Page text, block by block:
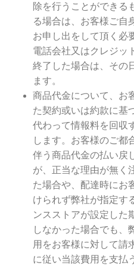
除を行うことができる
る場合は、お客様ご自
お申し出をして頂く必
電話会社又はクレジッ
終了した場合は、その
ます。
商品代金について、お
た契約或いは約款に基
代わって情報料を回収
します。お客様のご都
伴う商品代金の払い戻
が、正当な理由が無く
た場合や、配達時にお
けられず弊社が指定す
ンスストアが設定した
しなかった場合でも、
用をお客様に対して請
に従い当該費用を支払